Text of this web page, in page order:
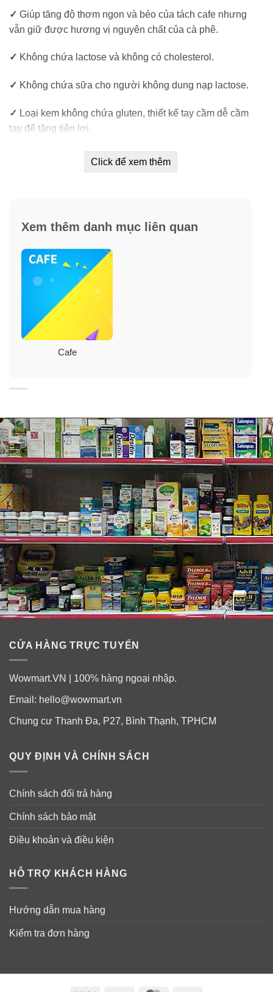
✓ Giúp tăng độ thơm ngon và béo của tách cafe nhưng
vẫn giữ được hương vị nguyên chất của cà phê.
✓ Không chứa lactose và không có cholesterol.
✓ Không chứa sữa cho người không dung nạp lactose.
✓ Loại kem không chứa gluten, thiết kế tay cầm dễ cầm
tay để tăng tiện lợi.
Công thức Kosher này an toàn để tiêu thụ cả năm.
Hướng dẫn sử dụng bột kem pha cà phê
Coffee Mate Nestle
Cho 1 muỗng bột kem Coffee-mate (hoặc tuỳ theo khẩu
vị và lượng cà phê) vào cafe, trà, hoặc ca cao để tăng
thêm vị béo ngon của thức uống. Khuấy đều và thưởng
thức.
CÁC SẢN PHẨM LIÊN QUAN
Cà phê trà xanh giảm cân Leptin Green Coffee 1000
10g x 18 gói
Giảm cân Vita Web Green Coffee Bean Extract 60
viên
Giảm cân Nature Wise Green Coffee Bean 800mg 60
viên
Click để xem thêm
Xem thêm danh mục liên quan
Cafe
CỬA HÀNG TRỰC TUYẾN
Wowmart.VN | 100% hàng ngoại nhập.
Email: hello@wowmart.vn
Chung cư Thanh Đa, P27, Bình Thạnh, TPHCM
QUY ĐỊNH VÀ CHÍNH SÁCH
Chính sách đổi trả hàng
Chính sách bảo mật
Điều khoản và điều kiện
HỖ TRỢ KHÁCH HÀNG
Hướng dẫn mua hàng
Kiểm tra đơn hàng